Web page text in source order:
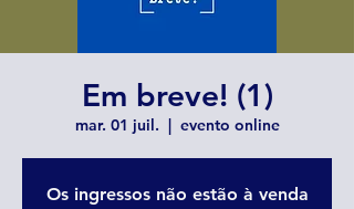
Em breve! (1)
mar. 01 juil.
  |
evento online
Os ingressos não estão à venda